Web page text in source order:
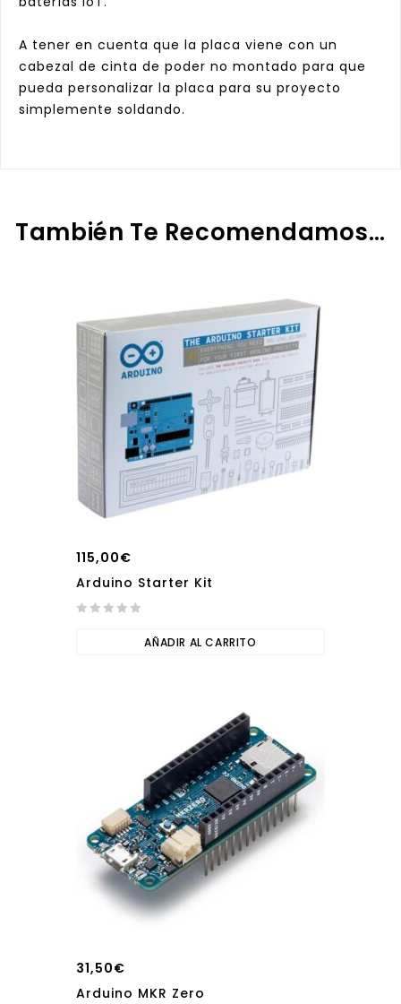
A tener en cuenta que la placa viene con un
cabezal de cinta de poder no montado para que
pueda personalizar la placa para su proyecto
simplemente soldando.
También Te Recomendamos…
115,00€
Arduino Starter Kit
AÑADIR AL CARRITO
31,50€
Arduino MKR Zero